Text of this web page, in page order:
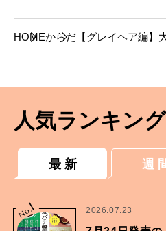
HOMEからだ 【グレイヘア編】
人気ランキング
最 新 週
No.
1 2026.07.23